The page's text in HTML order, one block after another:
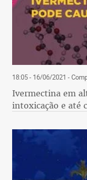
18:05 - 16/06/2021 -
Ivermectina em
intoxicação e até